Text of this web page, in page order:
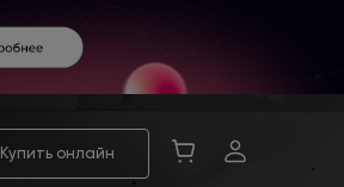
Купить онлайн